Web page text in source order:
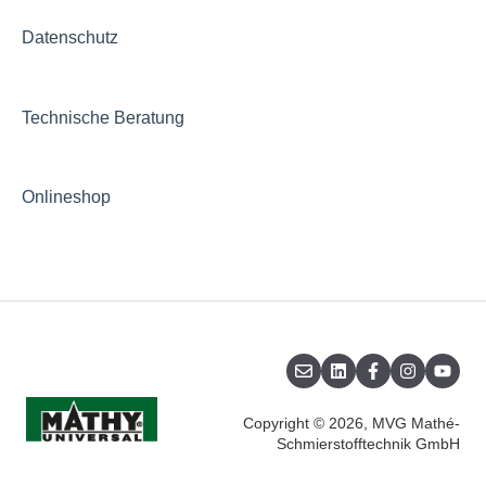
Datenschutz
Technische Beratung
Onlineshop
Copyright © 2026, MVG Mathé-
Schmierstofftechnik GmbH